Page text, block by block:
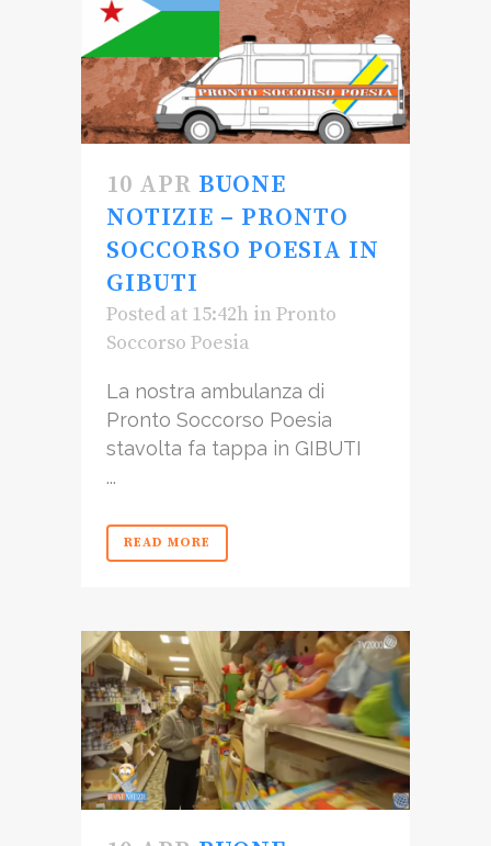
10 APR BUONE
NOTIZIE – PRONTO
SOCCORSO POESIA IN
GIBUTI
Posted at 15:42h in Pronto
Soccorso Poesia
La nostra ambulanza di
Pronto Soccorso Poesia
stavolta fa tappa in GIBUTI
...
READ MORE